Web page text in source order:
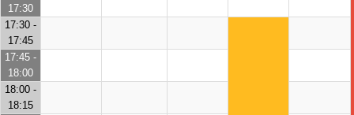
17:30
17:30 -
17:45
17:45 -
18:00
18:00 -
18:15